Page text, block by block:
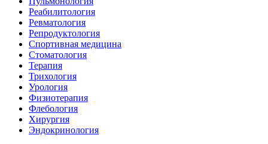
Реабилитология
Ревматология
Репродуктология
Спортивная медицина
Стоматология
Терапия
Трихология
Урология
Физиотерапия
Флебология
Хирургия
Эндокринология